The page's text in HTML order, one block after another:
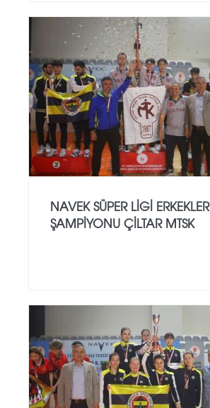
NAVEK SÜPER LİGİ ERKEKLER
ŞAMPİYONU ÇİLTAR MTSK